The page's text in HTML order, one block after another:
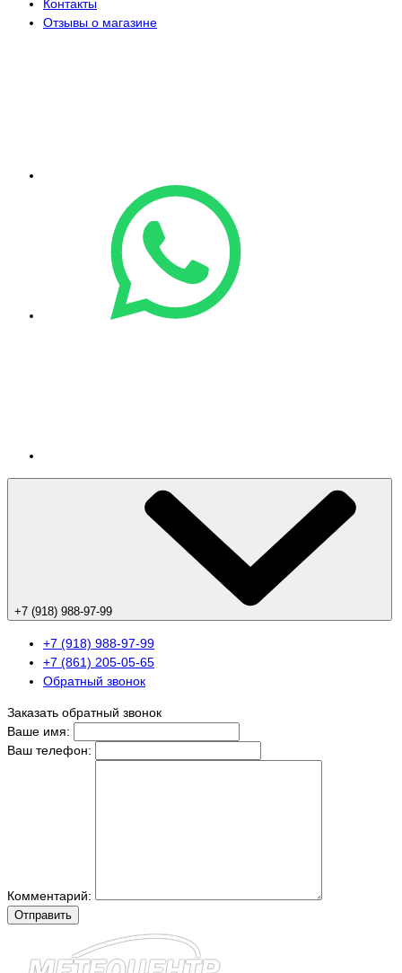
Контакты
Отзывы о магазине
+7 (918) 988-97-99
+7 (918) 988-97-99
+7 (861) 205-05-65
Обратный звонок
Заказать обратный звонок
Ваше имя:
Ваш телефон:
Комментарий:
Отправить